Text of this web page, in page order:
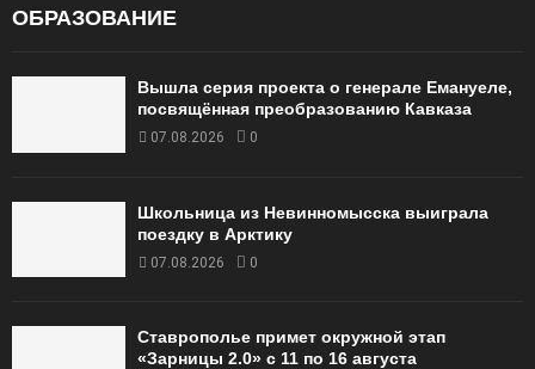
ОБРАЗОВАНИЕ
Вышла серия проекта о генерале Емануеле,
посвящённая преобразованию Кавказа
07.08.2026 0
Школьница из Невинномысска выиграла
поездку в Арктику
07.08.2026 0
Ставрополье примет окружной этап
«Зарницы 2.0» с 11 по 16 августа